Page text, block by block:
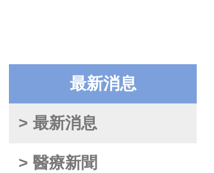
最新消息
> 最新消息
> 醫療新聞